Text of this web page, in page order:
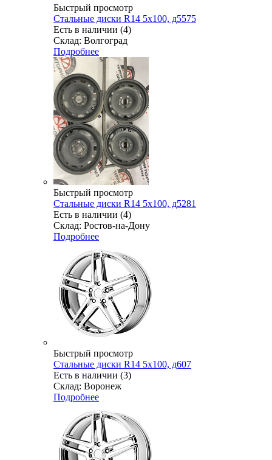
Быстрый просмотр
Стальные диски R14 5x100, д5575
Есть в наличии (4)
Склад: Волгоград
Подробнее
Быстрый просмотр
Стальные диски R14 5x100, д5281
Есть в наличии (4)
Склад: Ростов-на-Дону
Подробнее
Быстрый просмотр
Стальные диски R14 5x100, д607
Есть в наличии (3)
Склад: Воронеж
Подробнее